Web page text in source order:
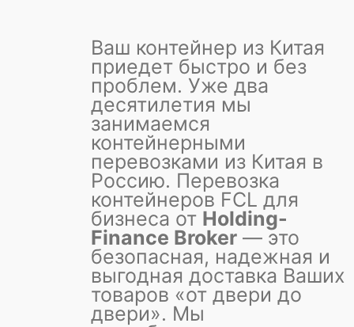
Ваш контейнер из Китая
приедет быстро и без
проблем. Уже два
десятилетия мы
занимаемся
контейнерными
перевозками из Китая в
Россию. Перевозка
контейнеров FCL для
бизнеса от Holding-
Finance Broker — это
безопасная, надежная и
выгодная доставка Ваших
товаров «от двери до
двери». Мы